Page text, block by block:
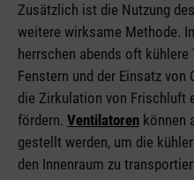
Zusätzlich ist die Nutzung
weitere wirksame Methode.
herrschen abends oft
Fenstern und der Einsatz
die Zirkulation von Frischluft
fördern. Ventilatoren können
gestellt werden, um die
den Innenraum zu